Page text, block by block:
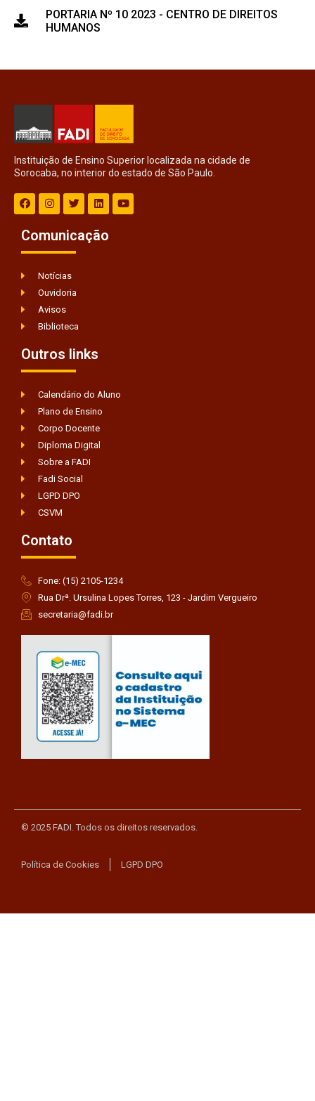
PORTARIA Nº 10 2023 - CENTRO DE DIREITOS
HUMANOS
Instituição de Ensino Superior localizada na cidade de
Sorocaba, no interior do estado de São Paulo.
Comunicação
Notícias
Ouvidoria
Avisos
Biblioteca
Outros links
Calendário do Aluno
Plano de Ensino
Corpo Docente
Diploma Digital
Sobre a FADI
Fadi Social
LGPD DPO
CSVM
Contato
Fone: (15) 2105-1234
Rua Drª. Ursulina Lopes Torres, 123 - Jardim Vergueiro
secretaria@fadi.br
© 2025 FADI. Todos os direitos reservados.
Política de Cookies LGPD DPO